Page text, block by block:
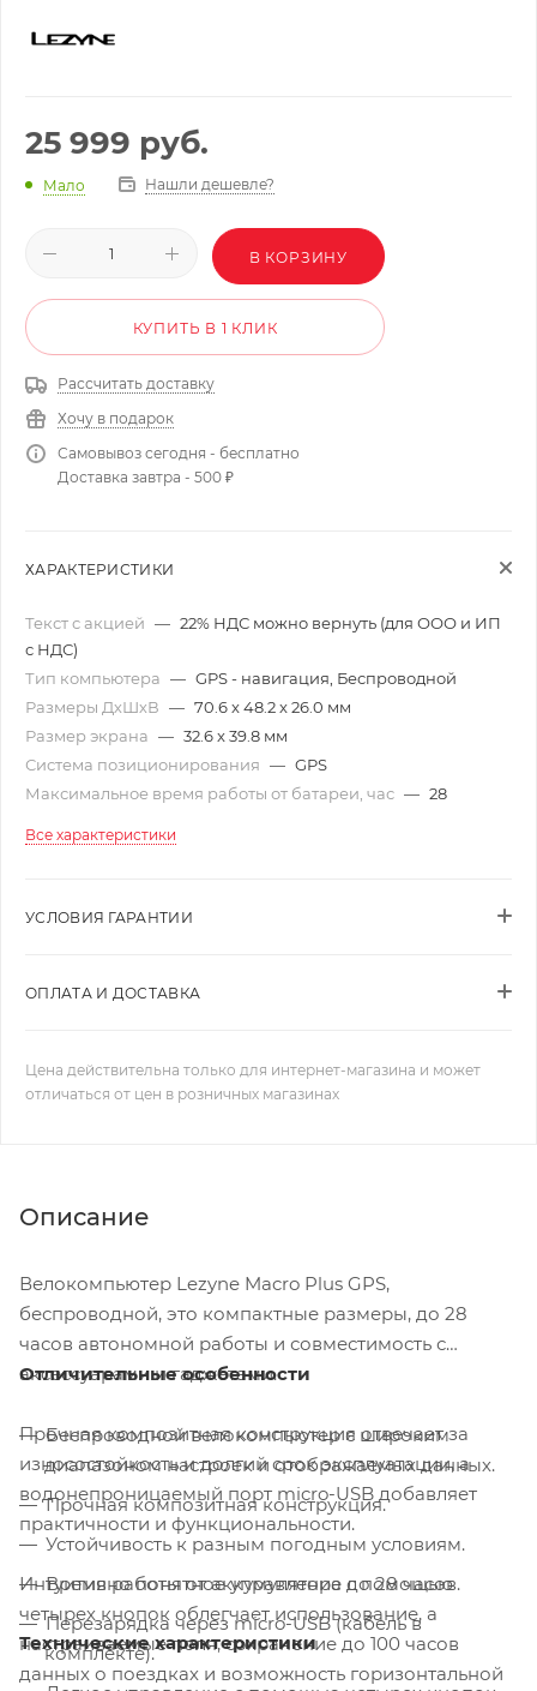
25 999 руб.
Мало Нашли дешевле?
В КОРЗИНУ
КУПИТЬ В 1 КЛИК
Рассчитать доставку
Хочу в подарок
Самовывоз сегодня - бесплатно
Доставка завтра - 500 ₽
ХАРАКТЕРИСТИКИ
Текст с акцией — 22% НДС можно вернуть (для ООО и ИП
с НДС)
Тип компьютера — GPS - навигация, Беспроводной
Размеры ДхШхВ — 70.6 x 48.2 x 26.0 мм
Размер экрана — 32.6 x 39.8 мм
Система позиционирования — GPS
Максимальное время работы от батареи, час — 28
Все характеристики
УСЛОВИЯ ГАРАНТИИ
ОПЛАТА И ДОСТАВКА
Цена действительна только для интернет-магазина и может
отличаться от цен в розничных магазинах
Описание
Велокомпьютер Lezyne Macro Plus GPS,
беспроводной, это компактные размеры, до 28
часов автономной работы и совместимость с
аксессуарами и гаджетами.
Прочная композитная конструкция отвечает за
износостойкость и долгий срок эксплуатации, а
водонепроницаемый порт micro-USB добавляет
практичности и функциональности.
Интуитивно понятное управление с помощью
четырех кнопок облегчает использование, а
настраиваемые поля, сохранение до 100 часов
данных о поездках и возможность горизонтальной
Отличительные особенности
Беспроводной велокомпьютер с широким
диапазоном настроек и отображаемых данных.
Прочная композитная конструкция.
Устойчивость к разным погодным условиям.
Время работы от аккумулятора до 28 часов.
Перезарядка через micro-USB (кабель в
комплекте).
Технические характеристики